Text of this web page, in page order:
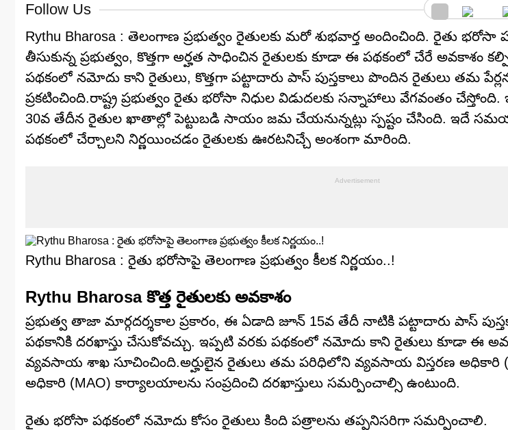
Follow Us
Rythu Bharosa : తెలంగాణ ప్రభుత్వం రైతులకు మరో శుభవార్త అందించింది. రైతు
తీసుకున్న ప్రభుత్వం, కొత్తగా అర్హత సాధించిన రైతులకు కూడా ఈ పథకంలో చేరే అవకాశం
పథకంలో నమోదు కాని రైతులు, కొత్తగా పట్టాదారు పాస్ పుస్తకాలు పొందిన రైతులు తమ
ప్రకటించింది.రాష్ట్ర ప్రభుత్వం రైతు భరోసా నిధుల విడుదలకు సన్నాహాలు వేగవంతం
30వ తేదీన రైతుల ఖాతాల్లో పెట్టుబడి సాయం జమ చేయనున్నట్లు స్పష్టం చేసింది. ఇదే
పథకంలో చేర్చాలని నిర్ణయించడం రైతులకు ఊరటనిచ్చే అంశంగా మారింది.
Rythu Bharosa : రైతు భరోసాపై తెలంగాణ ప్రభుత్వం కీలక నిర్ణయం..!
Rythu Bharosa కొత్త రైతులకు అవకాశం
ప్రభుత్వ తాజా మార్గదర్శకాల ప్రకారం, ఈ ఏడాది జూన్ 15వ తేదీ నాటికి పట్టాదారు పాస్
పథకానికి దరఖాస్తు చేసుకోవచ్చు. ఇప్పటి వరకు పథకంలో నమోదు కాని రైతులు కూడా ఈ
వ్యవసాయ శాఖ సూచించింది.అర్హులైన రైతులు తమ పరిధిలోని వ్యవసాయ విస్తరణ
అధికారి (MAO) కార్యాలయాలను సంప్రదించి దరఖాస్తులు సమర్పించాల్సి ఉంటుంది.
రైతు భరోసా పథకంలో నమోదు కోసం రైతులు కింది పత్రాలను తప్పనిసరిగా సమర్పించాలి.